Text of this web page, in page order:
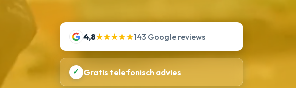
4,8★★★★★143 Google reviews
✓ Gratis telefonisch advies